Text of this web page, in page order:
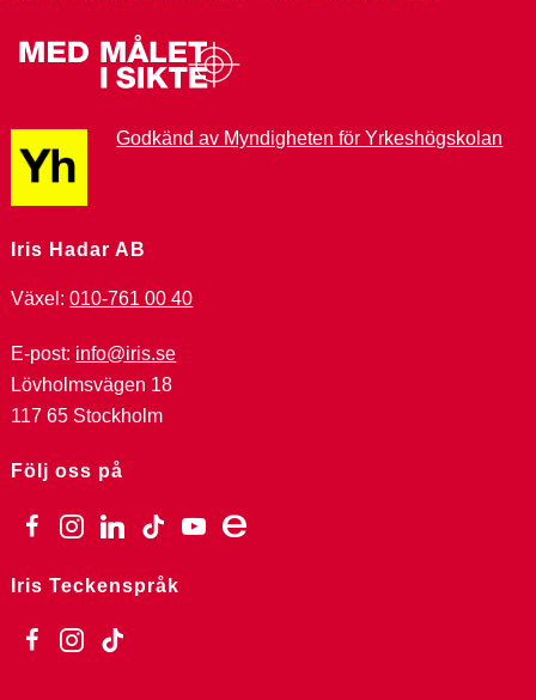
Godkänd av Myndigheten för Yrkeshögskolan
Iris Hadar AB
Växel:010-761 00 40
E-post: info@iris.se
Lövholmsvägen 18
117 65 Stockholm
Följ oss på
facebookinstagramlinkedin
tiktok youtube
ebay
Iris Teckenspråk
facebookinstagram
tiktok